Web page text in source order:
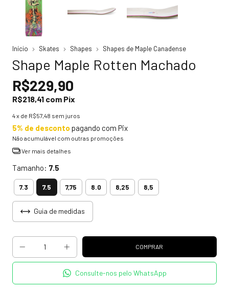
Início Skates Shapes Shapes de Maple Canadense
Shape Maple Rotten Machado
R$229,90
R$218,41 com Pix
4x de R$57,48 sem juros
5% de desconto pagando com Pix
Não acumulável com outras promoções
Ver mais detalhes
Tamanho: 7.5
7.3 7.5 7,75 8.0 8,25 8,5
Guia de medidas
Consulte-nos pelo WhatsApp